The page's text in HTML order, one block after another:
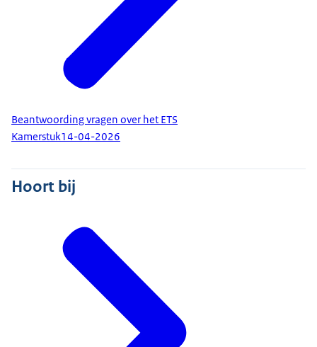
Beantwoording vragen over het ETS
Kamerstuk14-04-2026
Hoort bij